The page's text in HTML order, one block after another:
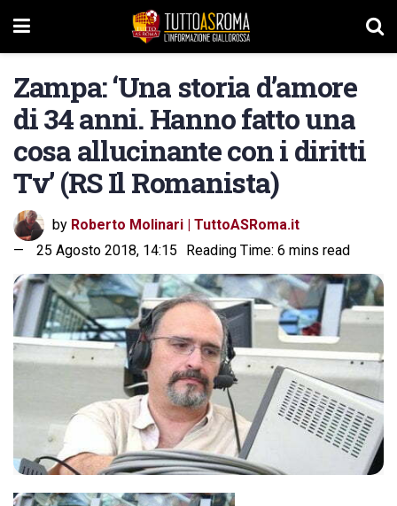
Zampa: ‘Una storia d’amore
di 34 anni. Hanno fatto una
cosa allucinante con i diritti
Tv’ (RS Il Romanista)
by Roberto Molinari | TuttoASRoma.it
25 Agosto 2018, 14:15
Reading Time: 6 mins read